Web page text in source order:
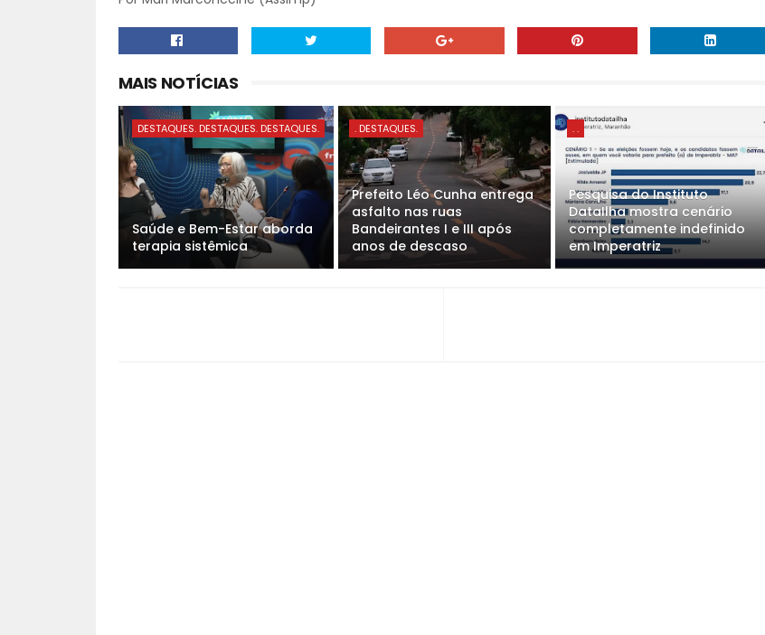
MAIS NOTÍCIAS
DESTAQUES. DESTAQUES. DESTAQUES.
Saúde e Bem-Estar aborda
terapia sistêmica
. DESTAQUES.
Prefeito Léo Cunha entrega
asfalto nas ruas
Bandeirantes I e III após
anos de descaso
. .
Pesquisa do Instituto
DataIlha mostra cenário
completamente indefinido
em Imperatriz